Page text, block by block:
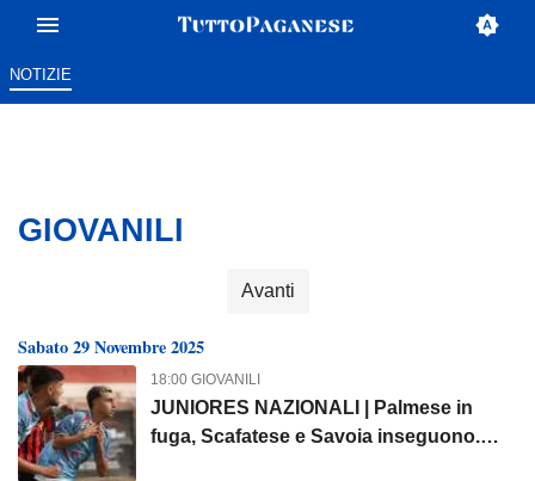
NOTIZIE
GIOVANILI
Avanti
Sabato 29 Novembre 2025
18:00 GIOVANILI
JUNIORES NAZIONALI | Palmese in
fuga, Scafatese e Savoia inseguono.